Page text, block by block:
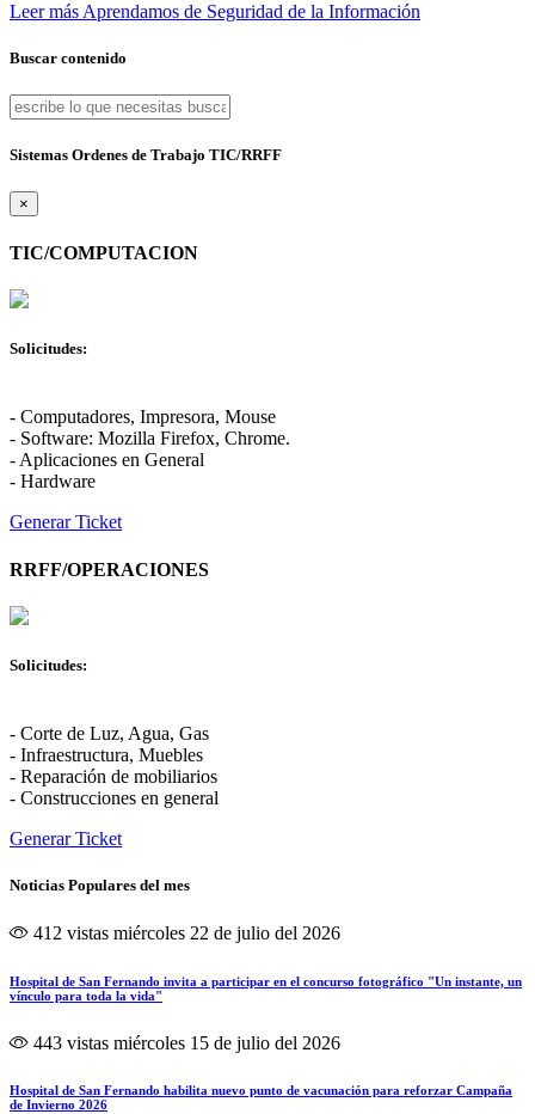
Leer más Aprendamos de Seguridad de la Información
Buscar contenido
Sistemas Ordenes de Trabajo TIC/RRFF
×
TIC/COMPUTACION
Solicitudes:
- Computadores, Impresora, Mouse
- Software: Mozilla Firefox, Chrome.
- Aplicaciones en General
- Hardware
Generar Ticket
RRFF/OPERACIONES
Solicitudes:
- Corte de Luz, Agua, Gas
- Infraestructura, Muebles
- Reparación de mobiliarios
- Construcciones en general
Generar Ticket
Noticias Populares del mes
412 vistas miércoles 22 de julio del 2026
Hospital de San Fernando invita a participar en el concurso fotográfico "Un instante, un
vínculo para toda la vida"
443 vistas miércoles 15 de julio del 2026
Hospital de San Fernando habilita nuevo punto de vacunación para reforzar Campaña
de Invierno 2026